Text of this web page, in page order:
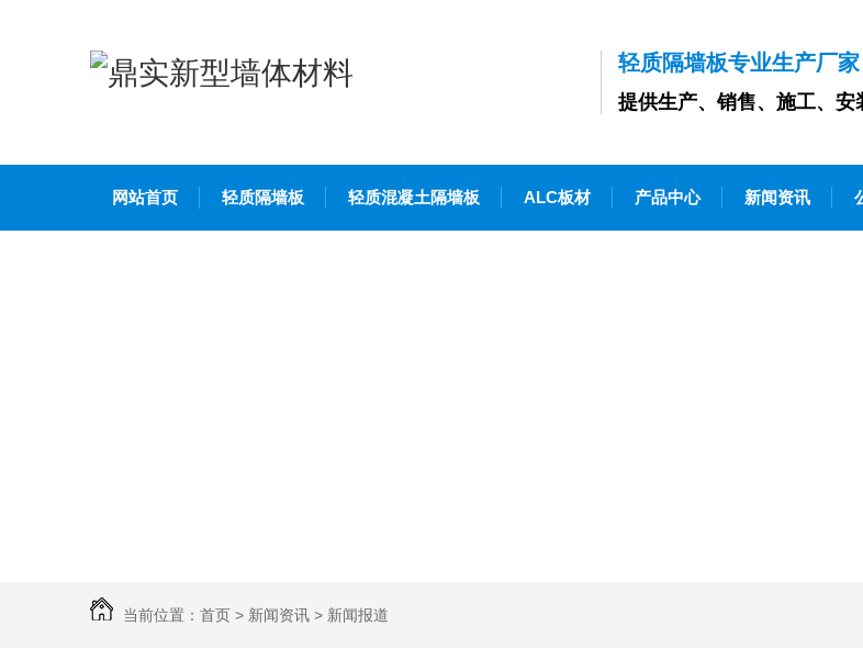
轻质隔墙板专业生产厂家
提供生产、销售、施工、安
网站首页 轻质隔墙板 轻质混凝土隔墙板 ALC板材 产品中心 新闻资讯
当前位置： 首页 > 新闻资讯 > 新闻报道